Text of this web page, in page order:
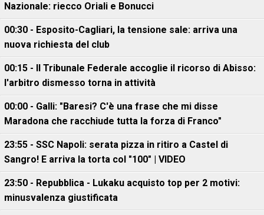
Nazionale: riecco Oriali e Bonucci
00:30 - Esposito-Cagliari, la tensione sale: arriva una
nuova richiesta del club
00:15 - Il Tribunale Federale accoglie il ricorso di Abisso:
l'arbitro dismesso torna in attività
00:00 - Galli: "Baresi? C'è una frase che mi disse
Maradona che racchiude tutta la forza di Franco"
23:55 - SSC Napoli: serata pizza in ritiro a Castel di
Sangro! E arriva la torta col "100" | VIDEO
23:50 - Repubblica - Lukaku acquisto top per 2 motivi:
minusvalenza giustificata